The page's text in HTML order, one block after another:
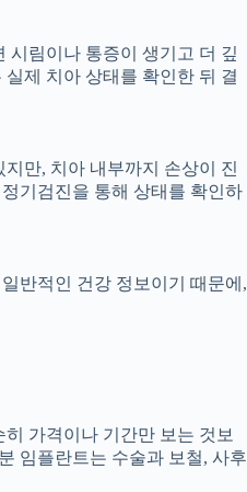
시림이나 통증이 생기고 더 깊
제 치아 상태를 확인한 뒤 결
만, 치아 내부까지 손상이 진
기검진을 통해 상태를 확인하
반적인 건강 정보이기 때문에,
가격이나 기간만 보는 것보
임플란트는 수술과 보철, 사후